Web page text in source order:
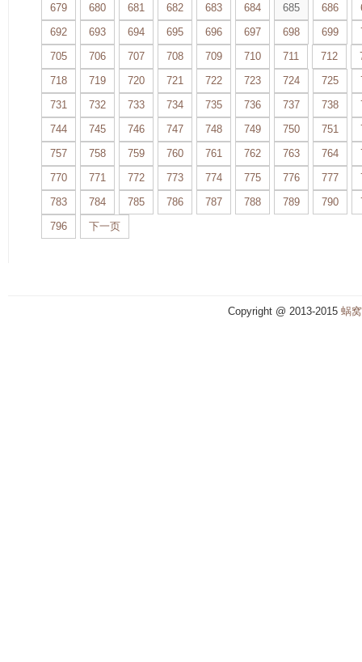
679
680 681 682 683 684 685 686
692
693 694 695 696 697 698 699
705
706 707 708 709 710 711 712
718
719 720 721 722 723 724 725
731
732 733 734 735 736 737 738
744
745 746 747 748 749 750 751
757
758 759 760 761 762 763 764
770
771 772 773 774 775 776 777
783
784 785 786 787 788 789 790
796
下一页
Copyright @ 2013-2015 蜗